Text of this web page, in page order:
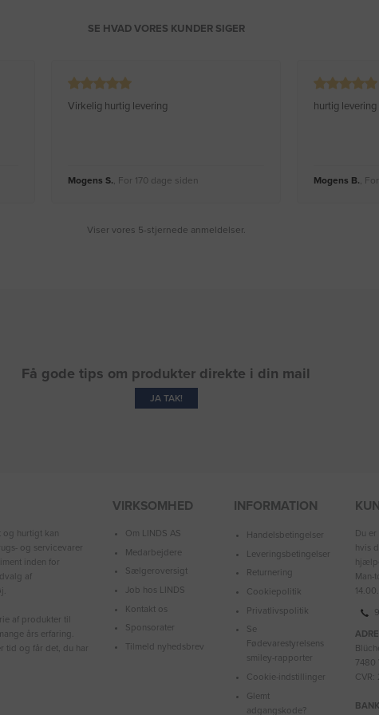
SE HVAD VORES KUNDER SIGER
Virkelig hurtig levering
Mogens S., For 170 dage siden
hurtig
Mogens B.,
Viser vores 5-stjernede anmeldelser.
Få gode tips om produkter direkte i din mail
JA TAK!
og hurtigt kan
og servicevarer
inden for
af
af produkter til
års erfaring.
tid og får det, du har
VIRKSOMHED
Om LINDS AS
Medarbejdere
Sælgeroversigt
Job hos LINDS
Kontakt os
Sponsorater
Tilmeld nyhedsbrev
INFORMATION
Handelsbetingelser
Leveringsbetingelser
Returnering
Cookiepolitik
Privatlivspolitik
Se
Fødevarestyrelsens
smiley-rapporter
Cookie-indstillinger
Glemt
adgangskode?
Du
hvis
Man-
14.00.
7480
CVR: